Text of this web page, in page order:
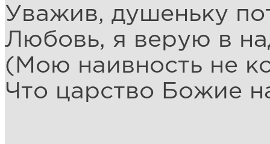
Уважив, душеньку
Любовь, я верую в
(Мою наивность не
Что царство Божие